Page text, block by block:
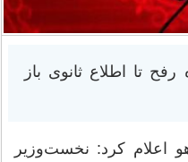
رفح تا اطلاع ثانوی باز
اعلام کرد: نخست‌وزیر